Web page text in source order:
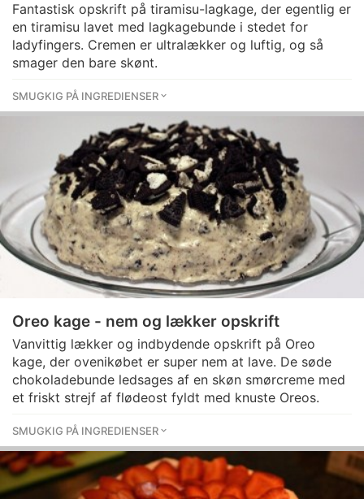
Fantastisk opskrift på tiramisu-lagkage, der egentlig er
en tiramisu lavet med lagkagebunde i stedet for
ladyfingers. Cremen er ultralækker og luftig, og så
smager den bare skønt.
SMUGKIG PÅ INGREDIENSER
Oreo kage - nem og lækker opskrift
Vanvittig lækker og indbydende opskrift på Oreo
kage, der ovenikøbet er super nem at lave. De søde
chokoladebunde ledsages af en skøn smørcreme med
et friskt strejf af flødeost fyldt med knuste Oreos.
SMUGKIG PÅ INGREDIENSER